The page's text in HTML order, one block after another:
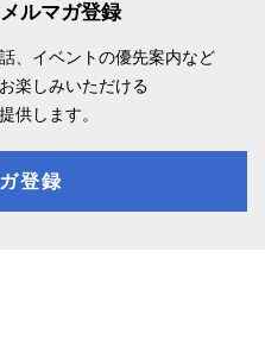
ルマガ登録
、 イベントの優先案内など
楽しみいただける
供します。
登録